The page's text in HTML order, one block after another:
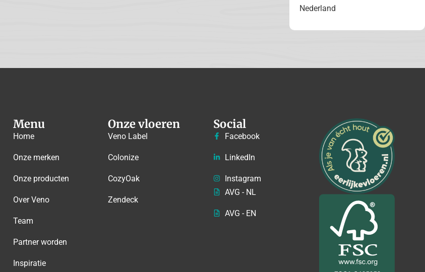
Nederland
Menu
Home
Onze merken
Onze producten
Over Veno
Team
Partner worden
Inspiratie
Onze vloeren
Veno Label
Colonize
CozyOak
Zendeck
Social
Facebook
LinkedIn
Instagram
AVG - NL
AVG - EN